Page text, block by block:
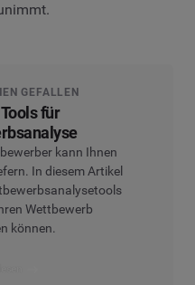
GEFALLEN
für
kann Ihnen
In diesem Artikel
Wettbewerb
können.